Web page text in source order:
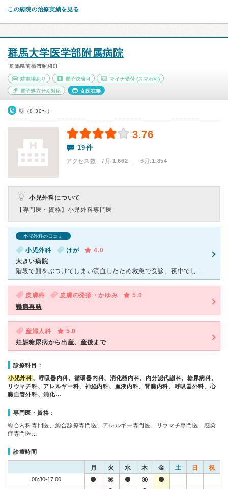
この病院の治療実績を見る
群馬大学医学部附属病院
群馬県前橋市昭和町
駐車場あり 電子決済可 マイナ受付 (スマホ可)
電子処方せん対応 女医在籍
朝（8:30〜）
3.76
19件
アクセス数 7月:1,662 | 6月:1,854
小児外科について
【専門医・資格】 小児外科専門医
小児外科の口コミ
小児外科 けが
4.0
大きい病院
階段で顔をぶつけてしまい流血したため救急で受診。夜中でしたが、おそらく当直の若い先生とその隣に優しい看護師さんがいて親切に対応してくださいました。幸い触った感じ顔面の骨は折れて居なさそうなのでX線は被
皮膚科 皮膚の発疹・かゆみ
5.0
難病再発
産婦人科
5.0
妊娠糖尿病から出産、産後まで
診療科目：
小児外科 、呼吸器内科、循環器内科、消化器内科、内分泌代謝科、糖尿病科、
リウマチ科、アレルギー科、神経内科、血液内科、腎臓内科、呼吸器外科、心
臓血管外科、消化…
専門医・資格：
総合内科専門医、総合診療専門医、アレルギー専門医、リウマチ専門医、感染
症専門医…
診療時間
月 火 水 木 金 土 日 祝
08:30-17:00